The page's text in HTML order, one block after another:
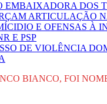
EMBAIXADORA DOS
ARTICULAÇÃO
E OFENSAS À
E PSP
DE VIOLÊNCIA
BIANCO, FOI